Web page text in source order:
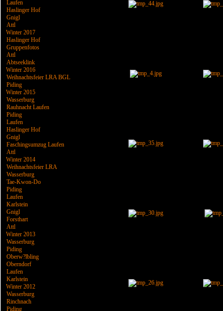
Laufen
Haslinger Hof
Gnigl
Attl
Winter 2017
Haslinger Hof
Gruppenfotos
Attl
Abtseeklink
Winter 2016
Weihnachtsfeier LRA BGL
Piding
Winter 2015
Wasserburg
Rauhnacht Laufen
Piding
Laufen
Haslinger Hof
Gnigl
Faschingsumzug Laufen
Attl
Winter 2014
Weihnachtsfeier LRA
Wasserburg
Tae-Kwon-Do
Piding
Laufen
Karlstein
Gnigl
Forsthart
Attl
Winter 2013
Wasserburg
Piding
Oberw?lbling
Oberndorf
Laufen
Karlstein
Winter 2012
Wasserburg
Rinchnach
Piding